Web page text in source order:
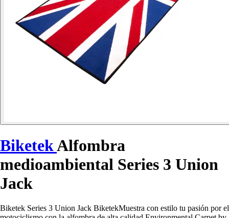
BiketekAlfombra
medioambiental Series 3 Union
Jack
Biketek Series 3 Union Jack BiketekMuestra con estilo tu pasión por el